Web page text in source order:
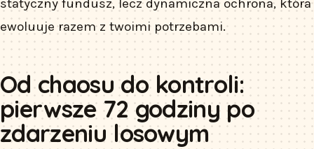
statyczny fundusz, lecz dynamiczna ochrona, która
ewoluuje razem z twoimi potrzebami.
Od chaosu do kontroli:
pierwsze 72 godziny po
zdarzeniu losowym